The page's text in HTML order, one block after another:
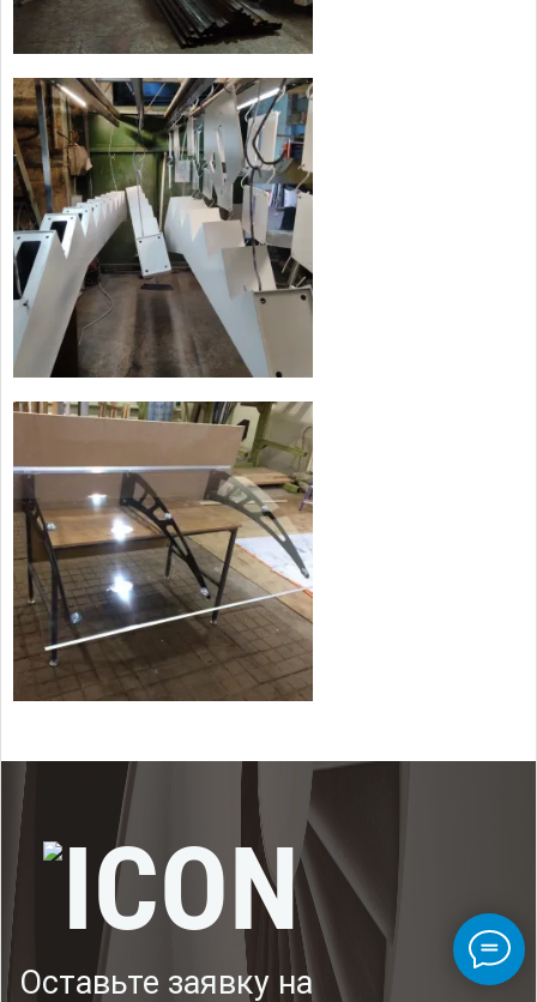
Оставьте заявку на